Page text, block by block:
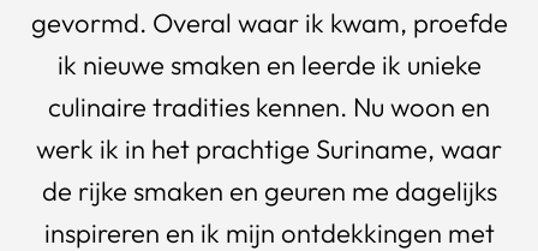
gevormd. Overal waar ik kwam, proefde
ik nieuwe smaken en leerde ik unieke
culinaire tradities kennen. Nu woon en
werk ik in het prachtige Suriname, waar
de rijke smaken en geuren me dagelijks
inspireren en ik mijn ontdekkingen met